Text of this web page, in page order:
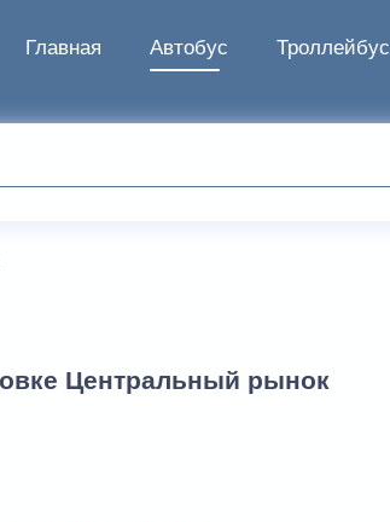
Главная Автобус Троллейбус
Центральный рынок